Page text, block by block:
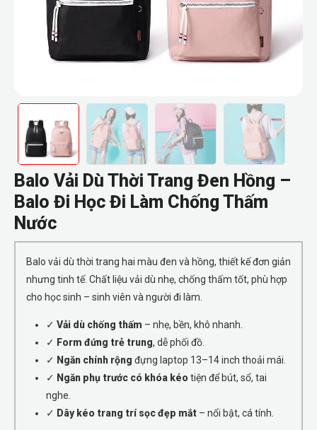
Balo Vải Dù Thời Trang Đen Hồng –
Balo Đi Học Đi Làm Chống Thấm
Nước
Balo vải dù thời trang hai màu đen và hồng, thiết kế đơn giản
nhưng tinh tế. Chất liệu vải dù nhẹ, chống thấm tốt, phù hợp
cho học sinh – sinh viên và người đi làm.
✓ Vải dù chống thấm – nhẹ, bền, khô nhanh.
✓ Form đứng trẻ trung, dễ phối đồ.
✓ Ngăn chính rộng đựng laptop 13–14 inch thoải mái.
✓ Ngăn phụ trước có khóa kéo tiện để bút, sổ, tai
nghe.
✓ Dây kéo trang trí sọc đẹp mắt– nổi bật, cá tính.